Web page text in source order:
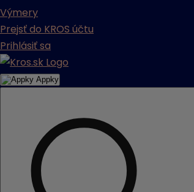
Výmery
Prejsť do KROS účtu
Prihlásiť sa
Appky